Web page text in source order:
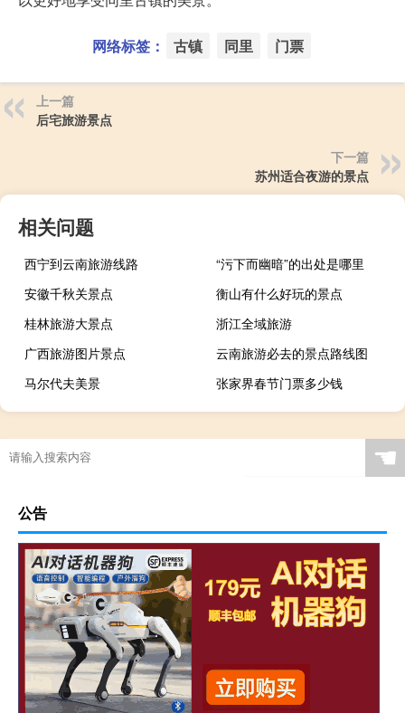
网络标签： 古镇 同里 门票
上一篇
后宅旅游景点
下一篇
苏州适合夜游的景点
相关问题
西宁到云南旅游线路
“污下而幽暗”的出处是哪里
安徽千秋关景点
衡山有什么好玩的景点
桂林旅游大景点
浙江全域旅游
广西旅游图片景点
云南旅游必去的景点路线图
马尔代夫美景
张家界春节门票多少钱
☚
公告